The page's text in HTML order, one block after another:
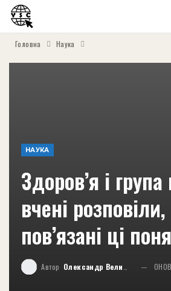
Головна Наука
НАУКА
Здоров’я і група
вчені
пов’язані ці
Автор Олександр Великий